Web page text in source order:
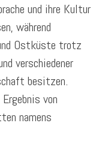
und ihre Kultur
während
Ostküste trotz
verschiedener
besitzen.
von
namens